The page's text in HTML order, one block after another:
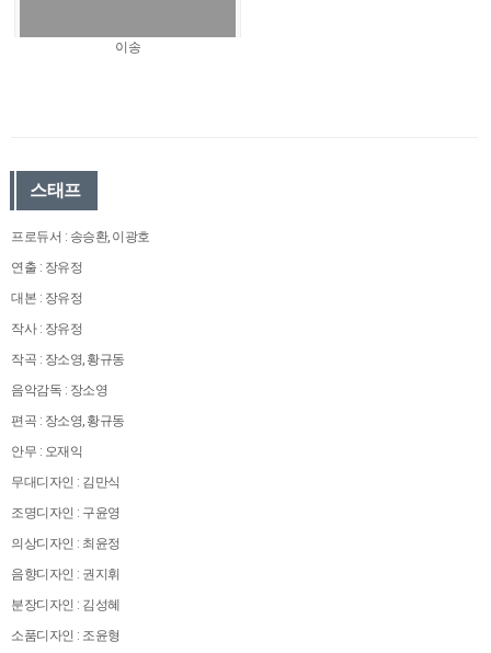
이송
스태프
프로듀서 : 송승환, 이광호
연출 : 장유정
대본 : 장유정
작사 : 장유정
작곡 : 장소영, 황규동
음악감독 : 장소영
편곡 : 장소영, 황규동
안무 : 오재익
무대디자인 : 김만식
조명디자인 : 구윤영
의상디자인 : 최윤정
음향디자인 : 권지휘
분장디자인 : 김성혜
소품디자인 : 조윤형